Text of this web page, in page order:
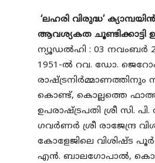
‘ലഹരി വിരുദ്ധ’
ആവശ്യകത ചൂണ്ടിക്കാട്ടി
ന്യൂഡൽഹി : 03 നവംബർ
1951-ൽ റവ. ഡോ.
കൊണ്ട്, കൊല്ലത്തെ
ഉപരാഷ്ട്രപതി ശ്രീ സി.
ഗവർണർ ശ്രീ രാജേന്ദ്ര
കോളേജിലെ വിശിഷ്ട
എൻ. ബാലഗോപാൽ,